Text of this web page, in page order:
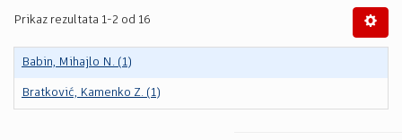
Prikaz rezultata 1-2 od 16
Babin, Mihajlo N. (1)
Bratković, Kamenko Z. (1)